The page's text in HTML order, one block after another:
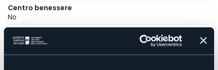
Centro benessere
No
Sala congressi
No
Piscina